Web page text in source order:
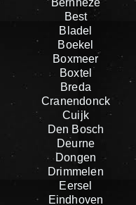
Bernheze
Best
Bladel
Boekel
Boxmeer
Boxtel
Breda
Cranendonck
Cuijk
Den Bosch
Deurne
Dongen
Drimmelen
Eersel
Eindhoven